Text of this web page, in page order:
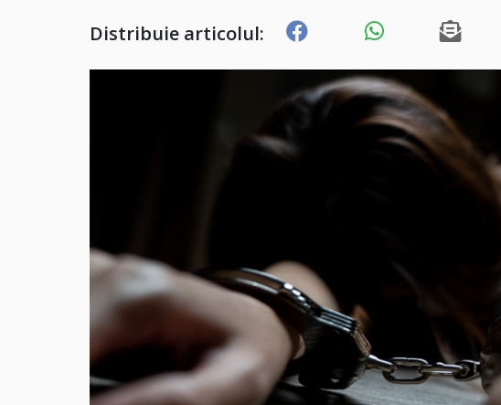
Distribuie articolul: